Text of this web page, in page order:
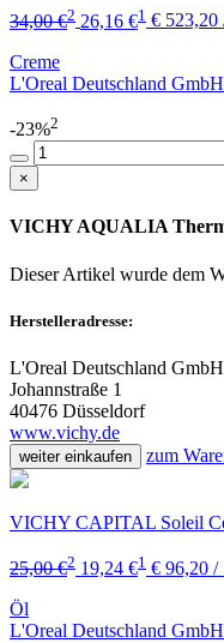
34,00 €2 26,16 €1 € 523,20
Creme
L'Oreal Deutschland
-23%2
×
VICHY AQUALIA
Dieser Artikel wurde dem
Herstelleradresse:
L'Oreal Deutschland
Johannstraße 1
40476 Düsseldorf
www.vichy.de
weiter einkaufen zum
VICHY CAPITAL Soleil
25,00 €2 19,24 €1 € 96,20 /
Öl
L'Oreal Deutschland